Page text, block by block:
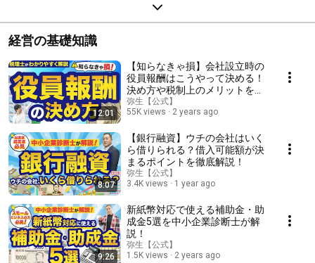
経営の基礎知識
12:01
【知らなきゃ損】会社設立時の
役員報酬はこうやって決める！
決め方や税制上のメリットを専
門家が解説！
弥生【公式】
55K views
2 years ago
8:07
【銀行融資】ウチの会社はいく
ら借りられる？借入可能額が決
まるポイントを徹底解説！
弥生【公式】
3.4K views
1 year ago
9:26
新紙幣対応で使える補助金・助
成金5選を中小企業診断士が解
説！
弥生【公式】
1.5K views
2 years ago